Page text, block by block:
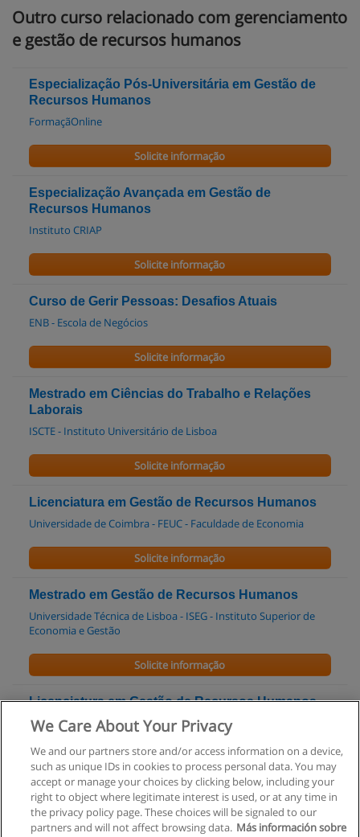
Outro curso relacionado com gerenciamento
e gestão de recursos humanos
Especialização Pós-Universitária em Gestão de
Recursos Humanos
FormaçãOnline
Solicite informação
Especialização Avançada em Gestão de
Recursos Humanos
Instituto CRIAP
Solicite informação
Curso de Gerir Pessoas: Desafios Atuais
ENB - Escola de Negócios
Solicite informação
Mestrado em Ciências do Trabalho e Relações
Laborais
ISCTE - Instituto Universitário de Lisboa
Solicite informação
Licenciatura em Gestão de Recursos Humanos
Universidade de Coimbra - FEUC - Faculdade de Economia
Solicite informação
Mestrado em Gestão de Recursos Humanos
Universidade Técnica de Lisboa - ISEG - Instituto Superior de
Economia e Gestão
Solicite informação
Licenciatura em Gestão de Recursos Humanos
[ECEO]
Solicite informação
We Care About Your Privacy
We and our partners store and/or access information on a device,
such as unique IDs in cookies to process personal data. You may
accept or manage your choices by clicking below, including your
right to object where legitimate interest is used, or at any time in
the privacy policy page. These choices will be signaled to our
partners and will not affect browsing data. Más información sobre